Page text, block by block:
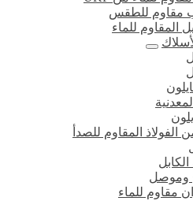
مقاوم للطقس
المقاوم للماء
الفولاذ المقاوم للصدأ
وموصل
مقاوم للماء